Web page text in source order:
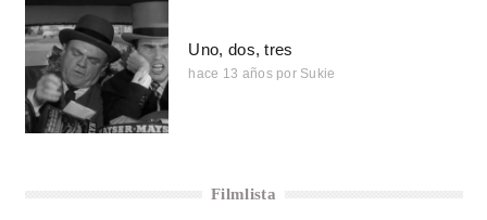
Uno, dos, tres
hace 13 años por Sukie
Filmlista